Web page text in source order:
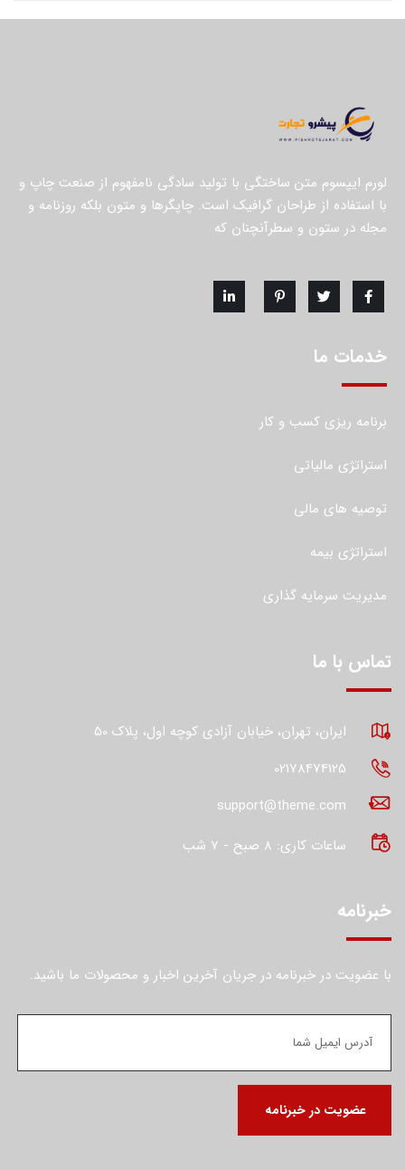
لورم ایپسوم متن ساختگی با تولید سادگی نامفهوم از صنعت چاپ و
با استفاده از طراحان گرافیک است. چاپگرها و متون بلکه روزنامه و
مجله در ستون و سطرآنچنان که
خدمات ما
برنامه ریزی کسب و کار
استراتژی مالیاتی
توصیه های مالی
استراتژی بیمه
مدیریت سرمایه گذاری
تماس با ما
ایران، تهران، خیابان آزادی کوچه اول، پلاک 50
02178474125
support@theme.com
ساعات کاری: 8 صبح - 7 شب
خبرنامه
با عضویت در خبرنامه در جریان آخرین اخبار و محصولات ما باشید.